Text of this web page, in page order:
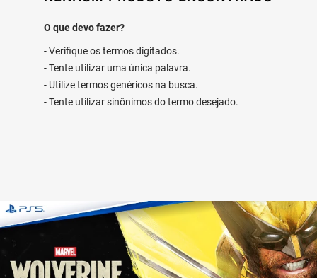
Verifique os termos digitados.
Tente utilizar uma única palavra.
Utilize termos genéricos na busca.
Tente utilizar sinônimos do termo desejado.